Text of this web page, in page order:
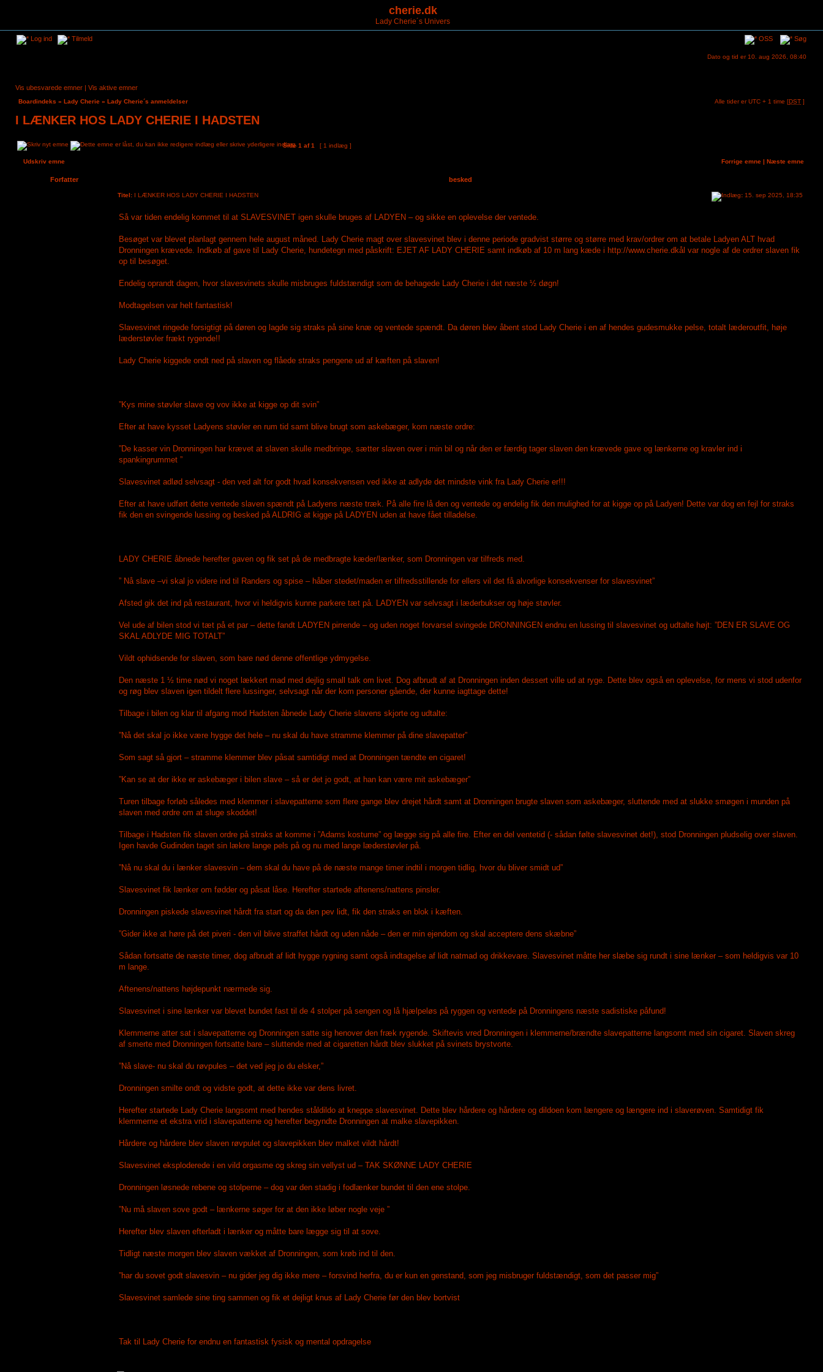
cherie.dk
Lady Cherie´s Univers
Log ind Tilmeld OSS Søg
Dato og tid er 10. aug 2026, 08:40
Vis ubesvarede emner | Vis aktive emner
Boardindeks » Lady Cherie » Lady Cherie´s anmeldelser Alle tider er UTC + 1 time [DST ]
I LÆNKER HOS LADY CHERIE I HADSTEN
Side1 af1 [ 1 indlæg ]
Udskriv emne Forrige emne | Næste emne
Forfatter besked
Titel: I LÆNKER HOS LADY CHERIE I HADSTEN : 15. sep 2025, 18:35
Så var tiden endelig kommet til at SLAVESVINET igen skulle bruges af LADYEN – og sikke en oplevelse der ventede.
Besøget var blevet planlagt gennem hele august måned. Lady Cherie magt over slavesvinet blev i denne periode gradvist større og større med krav/ordrer om at betale Ladyen ALT hvad
Dronningen krævede. Indkøb af gave til Lady Cherie, hundetegn med påskrift: EJET AF LADY CHERIE samt indkøb af 10 m lang kæde i http://www.cherie.dkål var nogle af de ordrer slaven fik
op til besøget.
Endelig oprandt dagen, hvor slavesvinets skulle misbruges fuldstændigt som de behagede Lady Cherie i det næste ½ døgn!
Modtagelsen var helt fantastisk!
Slavesvinet ringede forsigtigt på døren og lagde sig straks på sine knæ og ventede spændt. Da døren blev åbent stod Lady Cherie i en af hendes gudesmukke pelse, totalt læderoutfit, høje
læderstøvler frækt rygende!!
Lady Cherie kiggede ondt ned på slaven og flåede straks pengene ud af kæften på slaven!
”Kys mine støvler slave og vov ikke at kigge op dit svin”
Efter at have kysset Ladyens støvler en rum tid samt blive brugt som askebæger, kom næste ordre:
”De kasser vin Dronningen har krævet at slaven skulle medbringe, sætter slaven over i min bil og når den er færdig tager slaven den krævede gave og lænkerne og kravler ind i
spankingrummet ”
Slavesvinet adlød selvsagt - den ved alt for godt hvad konsekvensen ved ikke at adlyde det mindste vink fra Lady Cherie er!!!
Efter at have udført dette ventede slaven spændt på Ladyens næste træk. På alle fire lå den og ventede og endelig fik den mulighed for at kigge op på Ladyen! Dette var dog en fejl for straks
fik den en svingende lussing og besked på ALDRIG at kigge på LADYEN uden at have fået tilladelse.
LADY CHERIE åbnede herefter gaven og fik set på de medbragte kæder/lænker, som Dronningen var tilfreds med.
” Nå slave –vi skal jo videre ind til Randers og spise – håber stedet/maden er tilfredsstillende for ellers vil det få alvorlige konsekvenser for slavesvinet”
Afsted gik det ind på restaurant, hvor vi heldigvis kunne parkere tæt på. LADYEN var selvsagt i læderbukser og høje støvler.
Vel ude af bilen stod vi tæt på et par – dette fandt LADYEN pirrende – og uden noget forvarsel svingede DRONNINGEN endnu en lussing til slavesvinet og udtalte højt: ”DEN ER SLAVE OG
SKAL ADLYDE MIG TOTALT”
Vildt ophidsende for slaven, som bare nød denne offentlige ydmygelse.
Den næste 1 ½ time nød vi noget lækkert mad med dejlig small talk om livet. Dog afbrudt af at Dronningen inden dessert ville ud at ryge. Dette blev også en oplevelse, for mens vi stod udenfor
og røg blev slaven igen tildelt flere lussinger, selvsagt når der kom personer gående, der kunne iagttage dette!
Tilbage i bilen og klar til afgang mod Hadsten åbnede Lady Cherie slavens skjorte og udtalte:
”Nå det skal jo ikke være hygge det hele – nu skal du have stramme klemmer på dine slavepatter”
Som sagt så gjort – stramme klemmer blev påsat samtidigt med at Dronningen tændte en cigaret!
”Kan se at der ikke er askebæger i bilen slave – så er det jo godt, at han kan være mit askebæger”
Turen tilbage forløb således med klemmer i slavepatterne som flere gange blev drejet hårdt samt at Dronningen brugte slaven som askebæger, sluttende med at slukke smøgen i munden på
slaven med ordre om at sluge skoddet!
Tilbage i Hadsten fik slaven ordre på straks at komme i ”Adams kostume” og lægge sig på alle fire. Efter en del ventetid (- sådan følte slavesvinet det!), stod Dronningen pludselig over slaven.
Igen havde Gudinden taget sin lækre lange pels på og nu med lange læderstøvler på.
”Nå nu skal du i lænker slavesvin – dem skal du have på de næste mange timer indtil i morgen tidlig, hvor du bliver smidt ud”
Slavesvinet fik lænker om fødder og påsat låse. Herefter startede aftenens/nattens pinsler.
Dronningen piskede slavesvinet hårdt fra start og da den pev lidt, fik den straks en blok i kæften.
”Gider ikke at høre på det piveri - den vil blive straffet hårdt og uden nåde – den er min ejendom og skal acceptere dens skæbne”
Sådan fortsatte de næste timer, dog afbrudt af lidt hygge rygning samt også indtagelse af lidt natmad og drikkevare. Slavesvinet måtte her slæbe sig rundt i sine lænker – som heldigvis var 10
m lange.
Aftenens/nattens højdepunkt nærmede sig.
Slavesvinet i sine lænker var blevet bundet fast til de 4 stolper på sengen og lå hjælpeløs på ryggen og ventede på Dronningens næste sadistiske påfund!
Klemmerne atter sat i slavepatterne og Dronningen satte sig henover den fræk rygende. Skiftevis vred Dronningen i klemmerne/brændte slavepatterne langsomt med sin cigaret. Slaven skreg
af smerte med Dronningen fortsatte bare – sluttende med at cigaretten hårdt blev slukket på svinets brystvorte.
”Nå slave- nu skal du røvpules – det ved jeg jo du elsker,”
Dronningen smilte ondt og vidste godt, at dette ikke var dens livret.
Herefter startede Lady Cherie langsomt med hendes ståldildo at kneppe slavesvinet. Dette blev hårdere og hårdere og dildoen kom længere og længere ind i slaverøven. Samtidigt fik
klemmerne et ekstra vrid i slavepatterne og herefter begyndte Dronningen at malke slavepikken.
Hårdere og hårdere blev slaven røvpulet og slavepikken blev malket vildt hårdt!
Slavesvinet eksploderede i en vild orgasme og skreg sin vellyst ud – TAK SKØNNE LADY CHERIE
Dronningen løsnede rebene og stolperne – dog var den stadig i fodlænker bundet til den ene stolpe.
”Nu må slaven sove godt – lænkerne søger for at den ikke løber nogle veje ”
Herefter blev slaven efterladt i lænker og måtte bare lægge sig til at sove.
Tidligt næste morgen blev slaven vækket af Dronningen, som krøb ind til den.
”har du sovet godt slavesvin – nu gider jeg dig ikke mere – forsvind herfra, du er kun en genstand, som jeg misbruger fuldstændigt, som det passer mig”
Slavesvinet samlede sine ting sammen og fik et dejligt knus af Lady Cherie før den blev bortvist
Tak til Lady Cherie for endnu en fantastisk fysisk og mental opdragelse